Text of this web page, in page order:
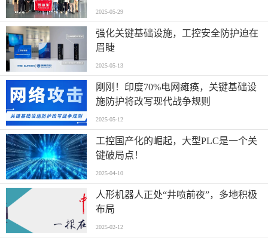
2025-05-29
强化关键基础设施，工控安全防护迫在
眉睫
2025-05-13
刚刚！印度70%电网瘫痪，关键基础设
施防护将改写现代战争规则
2025-05-12
工控国产化的崛起，大型PLC是一个关
键破局点！
2025-04-10
人形机器人正处“井喷前夜”，多地积极
布局
2025-02-12